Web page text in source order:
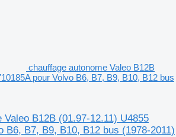
chauffage autonome Valeo B12B
pour Volvo B6, B7, B9, B10, B12 bus
Valeo B12B (01.97-12.11) U4855
B6, B7, B9, B10, B12 bus (1978-2011)